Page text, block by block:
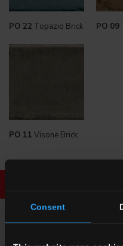
Consent
PO 22 Topazio Brick PO 09
PO 11 Visone Brick